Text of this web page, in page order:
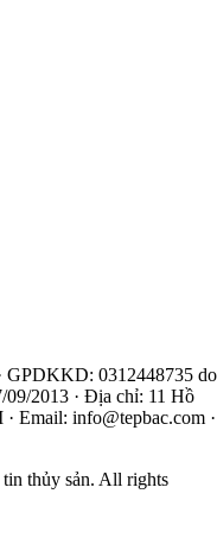
0312448735 do
2013 · Địa chỉ: 11 Hồ
Email: info@tepbac.com ·
thủy sản. All rights